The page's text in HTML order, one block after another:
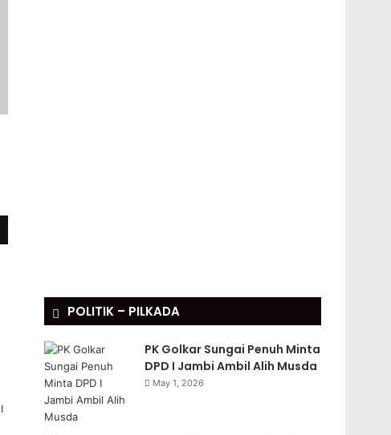
POLITIK – PILKADA
PK Golkar Sungai Penuh Minta
DPD I Jambi Ambil Alih Musda
May 1, 2026